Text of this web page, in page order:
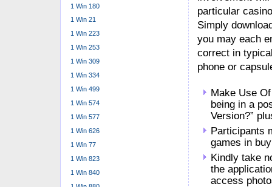
particular
Simply
you may each
correct in
phone or
Make Use
being in a
Version?”
Participants
games in
Kindly take
the
access
1 Win 180
1 Win 21
1 Win 223
1 Win 253
1 Win 309
1 Win 334
1 Win 499
1 Win 574
1 Win 577
1 Win 626
1 Win 77
1 Win 823
1 Win 840